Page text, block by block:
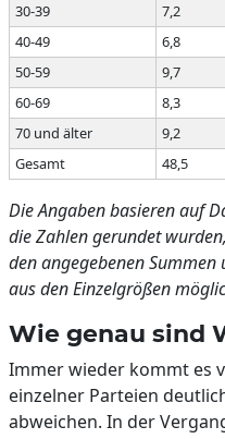
30-39
7,2
40-49
6,8
50-59
9,7
60-69
8,3
70 und älter
9,2
Gesamt
48,5
Die Angaben basieren auf
die Zahlen gerundet
den angegebenen
aus den Einzelgrößen
Wie genau sind
Immer wieder kommt es
einzelner Parteien
abweichen. In der